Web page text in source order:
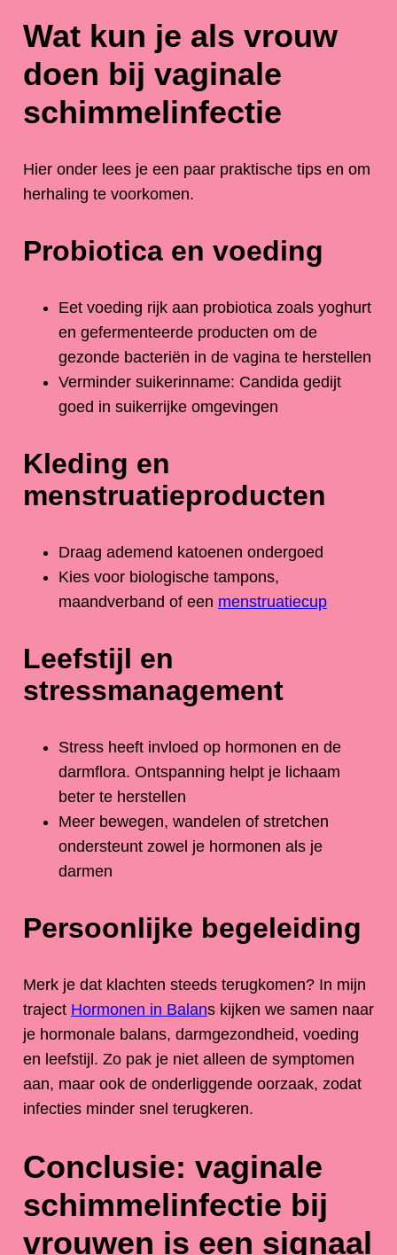
Wat kun je als vrouw
doen bij vaginale
schimmelinfectie
Hier onder lees je een paar praktische tips en om
herhaling te voorkomen.
Probiotica en voeding
Eet voeding rijk aan probiotica zoals yoghurt
en gefermenteerde producten om de
gezonde bacteriën in de vagina te herstellen
Verminder suikerinname: Candida gedijt
goed in suikerrijke omgevingen
Kleding en
menstruatieproducten
Draag ademend katoenen ondergoed
Kies voor biologische tampons,
maandverband of een menstruatiecup
Leefstijl en
stressmanagement
Stress heeft invloed op hormonen en de
darmflora. Ontspanning helpt je lichaam
beter te herstellen
Meer bewegen, wandelen of stretchen
ondersteunt zowel je hormonen als je
darmen
Persoonlijke begeleiding
Merk je dat klachten steeds terugkomen? In mijn
traject Hormonen in Balans kijken we samen naar
je hormonale balans, darmgezondheid, voeding
en leefstijl. Zo pak je niet alleen de symptomen
aan, maar ook de onderliggende oorzaak, zodat
infecties minder snel terugkeren.
Conclusie: vaginale
schimmelinfectie bij
vrouwen is een signaal